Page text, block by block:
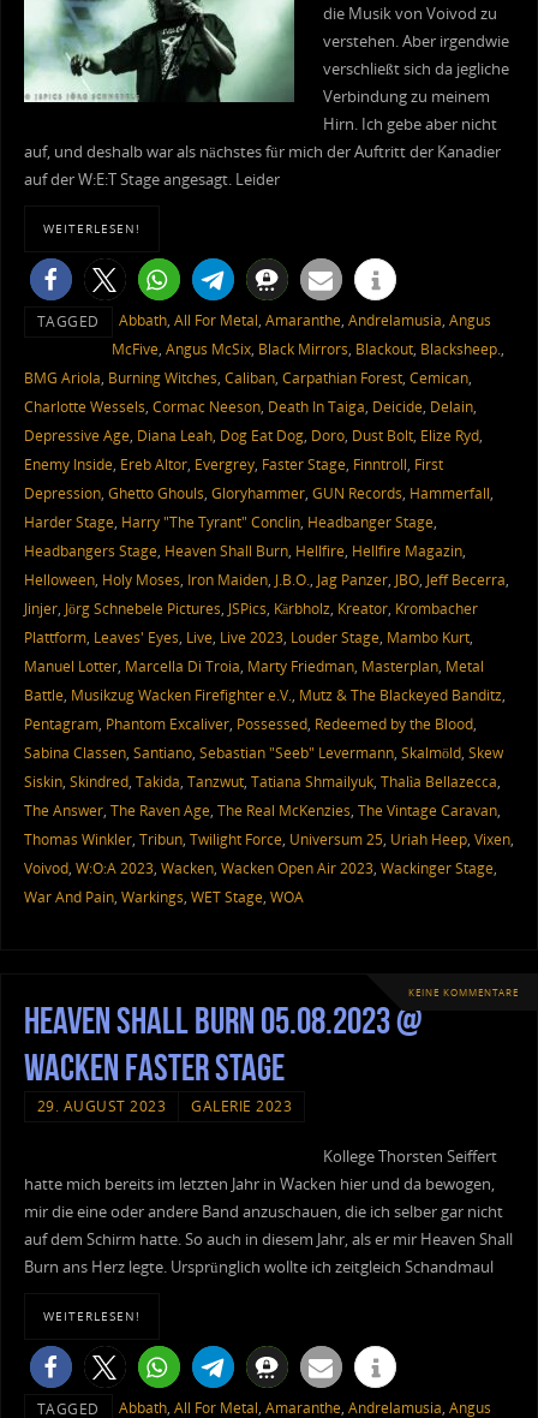
die Musik von Voivod zu
verstehen. Aber irgendwie
verschließt sich da jegliche
Verbindung zu meinem
Hirn. Ich gebe aber nicht
auf, und deshalb war als nächstes für mich der Auftritt der Kanadier
auf der W:E:T Stage angesagt. Leider
WEITERLESEN!
TAGGED Abbath, All For Metal, Amaranthe, Andrelamusia, Angus
McFive, Angus McSix, Black Mirrors, Blackout, Blacksheep.,
BMG Ariola, Burning Witches, Caliban, Carpathian Forest, Cemican,
Charlotte Wessels, Cormac Neeson, Death In Taiga, Deicide, Delain,
Depressive Age, Diana Leah, Dog Eat Dog, Doro, Dust Bolt, Elize Ryd,
Enemy Inside, Ereb Altor, Evergrey, Faster Stage, Finntroll, First
Depression, Ghetto Ghouls, Gloryhammer, GUN Records, Hammerfall,
Harder Stage, Harry "The Tyrant" Conclin, Headbanger Stage,
Headbangers Stage, Heaven Shall Burn, Hellfire, Hellfire Magazin,
Helloween, Holy Moses, Iron Maiden, J.B.O., Jag Panzer, JBO, Jeff Becerra,
Jinjer, Jörg Schnebele Pictures, JSPics, Kärbholz, Kreator, Krombacher
Plattform, Leaves' Eyes, Live, Live 2023, Louder Stage, Mambo Kurt,
Manuel Lotter, Marcella Di Troia, Marty Friedman, Masterplan, Metal
Battle, Musikzug Wacken Firefighter e.V., Mutz & The Blackeyed Banditz,
Pentagram, Phantom Excaliver, Possessed, Redeemed by the Blood,
Sabina Classen, Santiano, Sebastian "Seeb" Levermann, Skalmöld, Skew
Siskin, Skindred, Takida, Tanzwut, Tatiana Shmailyuk, Thalìa Bellazecca,
The Answer, The Raven Age, The Real McKenzies, The Vintage Caravan,
Thomas Winkler, Tribun, Twilight Force, Universum 25, Uriah Heep, Vixen,
Voivod, W:O:A 2023, Wacken, Wacken Open Air 2023, Wackinger Stage,
War And Pain, Warkings, WET Stage, WOA
KEINE KOMMENTARE
Heaven Shall Burn 05.08.2023 @
Wacken Faster Stage
29. AUGUST 2023 GALERIE 2023
Kollege Thorsten Seiffert
hatte mich bereits im letzten Jahr in Wacken hier und da bewogen,
mir die eine oder andere Band anzuschauen, die ich selber gar nicht
auf dem Schirm hatte. So auch in diesem Jahr, als er mir Heaven Shall
Burn ans Herz legte. Ursprünglich wollte ich zeitgleich Schandmaul
WEITERLESEN!
TAGGED Abbath, All For Metal, Amaranthe, Andrelamusia, Angus